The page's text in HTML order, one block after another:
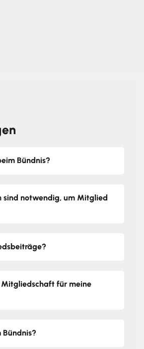
Bündnis?
sind notwendig, um Mitglied
Mitgliedschaft für meine
Bündnis?